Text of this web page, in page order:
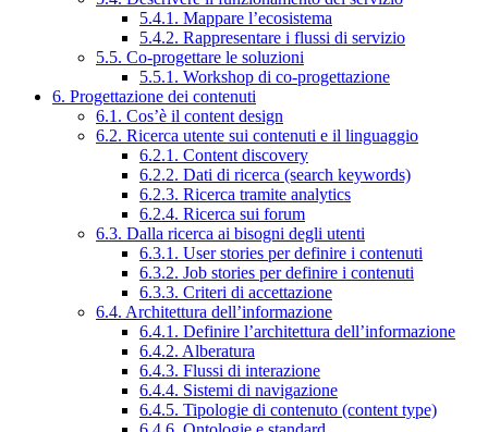
5.4.1. Mappare l’ecosistema
5.4.2. Rappresentare i flussi di servizio
5.5. Co-progettare le soluzioni
5.5.1. Workshop di co-progettazione
6. Progettazione dei contenuti
6.1. Cos’è il content design
6.2. Ricerca utente sui contenuti e il linguaggio
6.2.1. Content discovery
6.2.2. Dati di ricerca (search keywords)
6.2.3. Ricerca tramite analytics
6.2.4. Ricerca sui forum
6.3. Dalla ricerca ai bisogni degli utenti
6.3.1. User stories per definire i contenuti
6.3.2. Job stories per definire i contenuti
6.3.3. Criteri di accettazione
6.4. Architettura dell’informazione
6.4.1. Definire l’architettura dell’informazione
6.4.2. Alberatura
6.4.3. Flussi di interazione
6.4.4. Sistemi di navigazione
6.4.5. Tipologie di contenuto (content type)